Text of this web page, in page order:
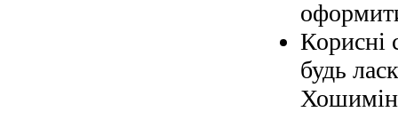
Корисні
будь